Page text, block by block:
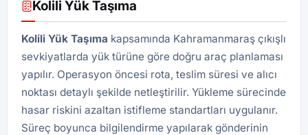
Kolili Yük Taşıma
Kolili Yük Taşıma kapsamında Kahramanmaraş çıkışlı
sevkiyatlarda yük türüne göre doğru araç planlaması
yapılır. Operasyon öncesi rota, teslim süresi ve alıcı
noktası detaylı şekilde netleştirilir. Yükleme sürecinde
hasar riskini azaltan istifleme standartları uygulanır.
Süreç boyunca bilgilendirme yapılarak gönderinin